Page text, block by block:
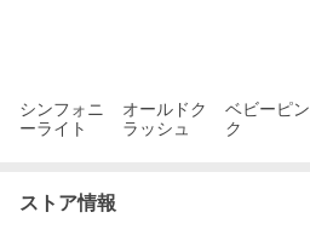
シンフォニ
ーライト
オールドク
ラッシュ
ベビーピン
ク
ストア情報